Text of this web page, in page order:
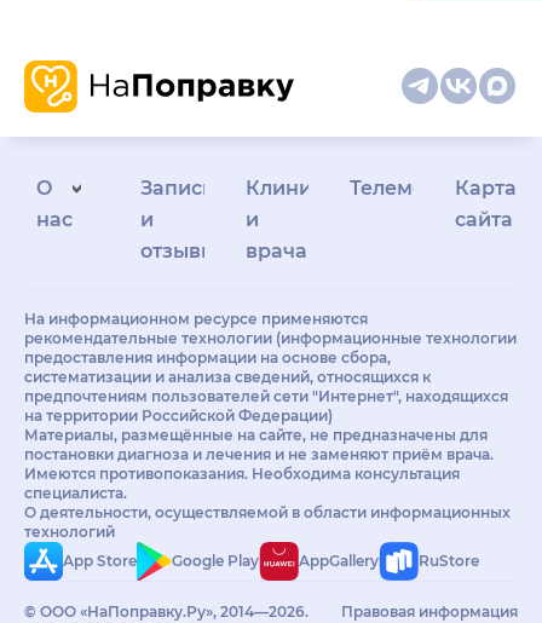
О
нас
Запись
и
отзывы
Клиникам
и
врачам
Телемедицина
Карта
сайта
На информационном ресурсе применяются
рекомендательные технологии (информационные технологии
предоставления информации на основе сбора,
систематизации и анализа сведений, относящихся к
предпочтениям пользователей сети "Интернет", находящихся
на территории Российской Федерации)
Материалы, размещённые на сайте, не предназначены для
постановки диагноза и лечения и не заменяют приём врача.
Имеются противопоказания. Необходима консультация
специалиста.
О деятельности, осуществляемой в области информационных
технологий
App Store
Google Play AppGallery RuStore
© ООО «НаПоправку.Ру», 2014—2026.
Правовая информация